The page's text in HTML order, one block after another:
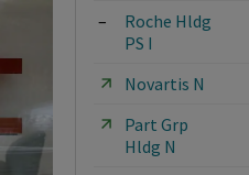
–
Roche Hldg
PS I
Novartis N
Part Grp
Hldg N